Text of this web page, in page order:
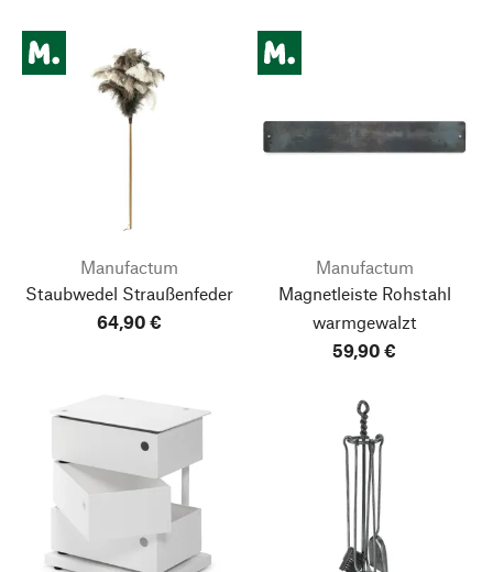
Manufactum
Staubwedel Straußenfeder
64,90 €
Manufactum
Magnetleiste Rohstahl
warmgewalzt
59,90 €